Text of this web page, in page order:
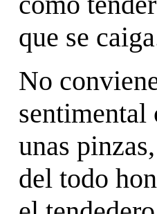
que se
No
sentimental
unas
del todo